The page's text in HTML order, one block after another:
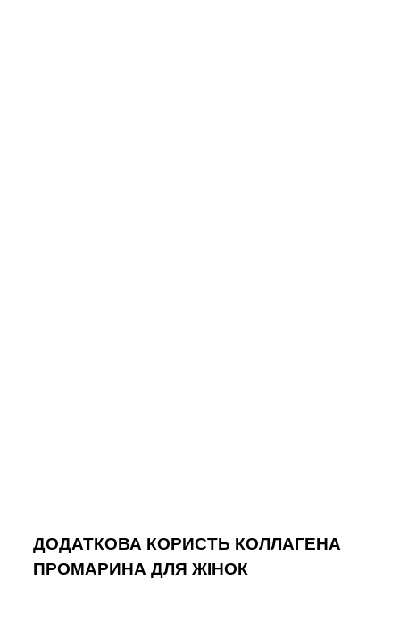
ДОДАТКОВА КОРИСТЬ КОЛЛАГЕНА
ПРОМАРИНА ДЛЯ ЖІНОК